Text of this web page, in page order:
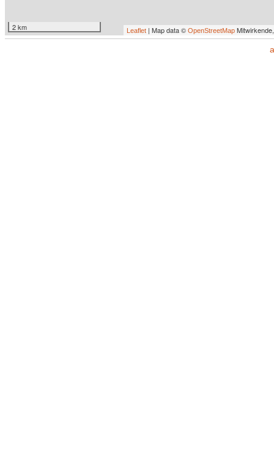
2 km Leaflet | Map data © OpenStreetMap